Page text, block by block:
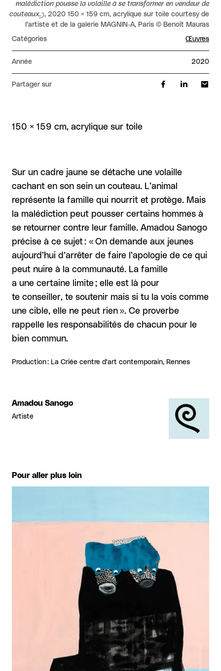
malédiction pousse la volaille à se transformer en vendeur de
couteaux.), 2020 150 × 159 cm, acrylique sur toile courtesy de
l'artiste et de la galerie MAGNIN-A, Paris © Benoît Mauras
Catégories Œuvres
Année 2020
Partager sur
150 × 159 cm, acrylique sur toile
Sur un cadre jaune se détache une volaille
cachant en son sein un couteau. L’animal
représente la famille qui nourrit et protège. Mais
la malédiction peut pousser certains hommes à
se retourner contre leur famille. Amadou Sanogo
précise à ce sujet : « On demande aux jeunes
aujourd’hui d’arrêter de faire l’apologie de ce qui
peut nuire à la communauté. La famille
a une certaine limite ; elle est là pour
te conseiller, te soutenir mais si tu la vois comme
une cible, elle ne peut rien ». Ce proverbe
rappelle les responsabilités de chacun pour le
bien commun.
Production : La Criée centre d'art contemporain, Rennes
Amadou Sanogo
Artiste
Pour aller plus loin